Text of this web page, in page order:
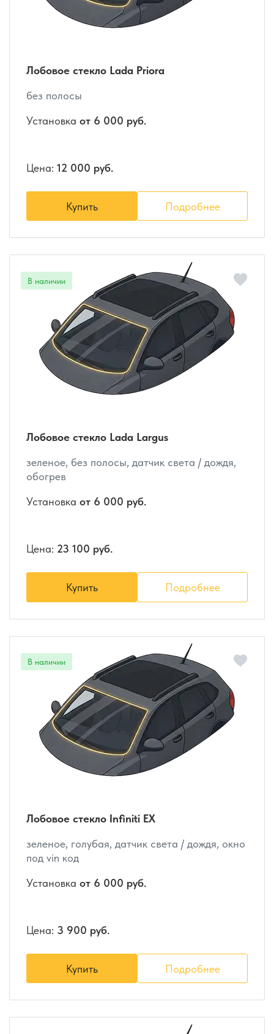
Лобовое стекло Lada Priora
без полосы
Установка от 6 000 руб.
Цена: 12 000 руб.
Купить Подробнее
Лобовое стекло Lada Largus
зеленое, без полосы, датчик света / дождя,
обогрев
Установка от 6 000 руб.
Цена: 23 100 руб.
Купить Подробнее
Лобовое стекло Infiniti EX
зеленое, голубая, датчик света / дождя, окно
под vin код
Установка от 6 000 руб.
Цена: 3 900 руб.
Купить Подробнее